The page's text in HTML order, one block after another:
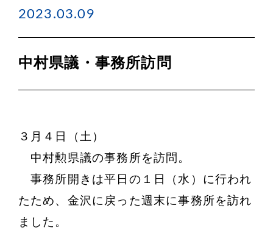
2023.03.09
中村県議・事務所訪問
３月４日（土）
中村勲県議の事務所を訪問。
事務所開きは平日の１日（水）に行われ
たため、金沢に戻った週末に事務所を訪れ
ました。